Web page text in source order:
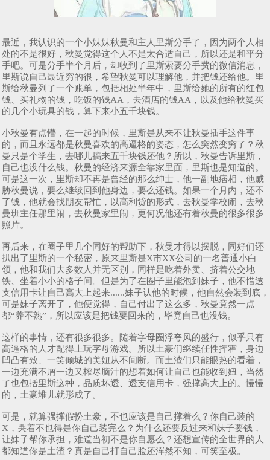
最近，我认识的一个小妹妹秋曼和主人里斯分手了，因为两个人相
处的不是很好，秋曼觉得这个人不是太合适自己，所以还是和平分
手吧。可是分手半个月后，却收到了里斯索要分手费的微信消息，
里斯说自己最近穷的很，希望秋曼可以理解他，并把钱还给他。里
斯给秋曼列了一个账单，包括相处半年中，里斯给她的所有的红包
钱、买礼物的钱，吃饭的钱AA，去酒店的钱AA，以及他给秋曼买
的几个小玩具的钱，算下来小五千块钱。
小秋曼有点懵，在一起的时候，里斯是从来不让秋曼插手这件事
的，而且永远都是秋曼喜欢的高逼格的姿态，怎么突然变穷了？秋
曼只是个学生，去哪儿搞来五千块钱还他？所以，秋曼告诉里斯，
自己也没什么钱。秋曼的经济来源全靠家里面，里斯也是知道的。
可是这一次，里斯却不再是曾经的那么绅士，他一副地痞相，他威
胁秋曼说，要么继续回到他身边，要么还钱。如果一个月内，还不
了钱，他就会找朋友帮忙，以高利贷的形式，去秋曼学校闹，去秋
曼班主任那里闹，去秋曼家里闹，更何况他还有着秋曼的很多很多
照片。
再后来，在圈子里几个同好的帮助下，秋曼才得以摆脱，同好们还
扒出了里斯的一个秘密，原来里斯是X市XX公司的一名普通小白
领，他和我们大多数人并无区别，同样是吃着外卖、挤着公交地
铁、坐着小小的格子间。但是为了在圈子里能泡到妹子，他不惜透
支信用卡让自己高大上起来......妹子认他的时候，他自然会装到底，
可是妹子离开了，他便觉得，自己付出了这么多，秋曼竟然一点
都“养不熟”，所以应该是把钱要回来的，毕竟自己也没钱。
这样的事情，还有很多很多。随着字母圈浮夸风的盛行，似乎只有
高逼格的人才配得上玩字母游戏。所以土豪们继续任性挥霍，身边
凹凸有致、一笑倾城的美妞从不间断。而土渣们只能眼热的看着，
一边充满不屑一边又榨尽脑汁的想着如何让自己也能收到妞，当然
了也包括里斯这种，品质坏透、透支信用卡，强撑高大上的。慢慢
的，土豪堆儿就形成了。
可是，就算强撑假扮土豪，不也应该是自己撑着么？你自己装的
X，哭着不也得是你自己装完么？为什么还要反过来和妹子要钱，
让妹子帮你承担，难道当初不是你自愿么？还想宣传的全世界的人
都知道你是土渣？真是自己打自己脸还浑然不知，可笑至极。